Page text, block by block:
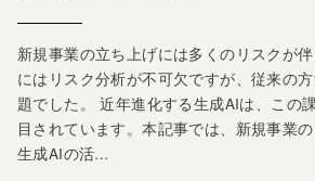
新規事業の立ち上げには多くのリスクが
にはリスク分析が不可欠ですが、従来の
題でした。 近年進化する生成AIは、この
目されています。本記事では、新規事業
生成AIの活…